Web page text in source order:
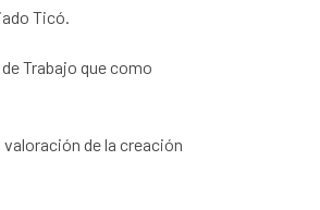
Ticó.
Trabajo que como
de la creación